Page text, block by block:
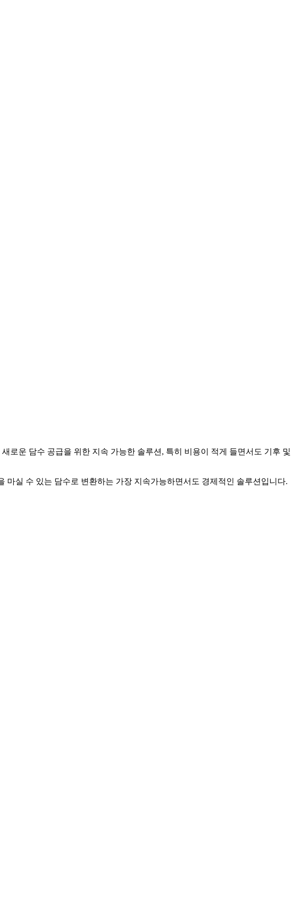
로운 담수 공급을 위한 지속 가능한 솔루션, 특히 비용이 적게 들면서도 기후 및
마실 수 있는 담수로 변환하는 가장 지속가능하면서도 경제적인 솔루션입니다.